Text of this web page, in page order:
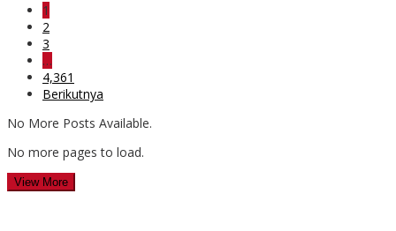
1
2
3
…
4,361
Berikutnya
No More Posts Available.
No more pages to load.
View More